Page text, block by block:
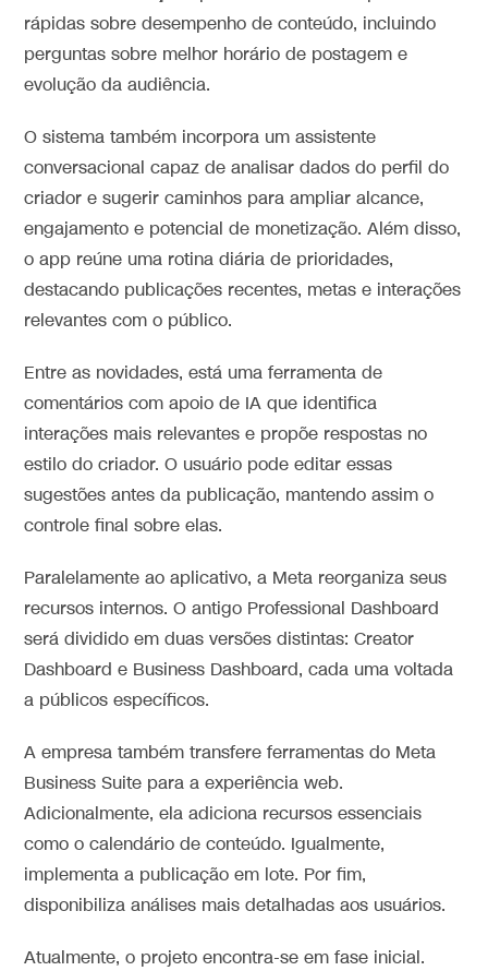
rápidas sobre desempenho de conteúdo, incluindo
perguntas sobre melhor horário de postagem e
evolução da audiência.
O sistema também incorpora um assistente
conversacional capaz de analisar dados do perfil do
criador e sugerir caminhos para ampliar alcance,
engajamento e potencial de monetização. Além disso,
o app reúne uma rotina diária de prioridades,
destacando publicações recentes, metas e interações
relevantes com o público.
Entre as novidades, está uma ferramenta de
comentários com apoio de IA que identifica
interações mais relevantes e propõe respostas no
estilo do criador. O usuário pode editar essas
sugestões antes da publicação, mantendo assim o
controle final sobre elas.
Paralelamente ao aplicativo, a Meta reorganiza seus
recursos internos. O antigo Professional Dashboard
será dividido em duas versões distintas: Creator
Dashboard e Business Dashboard, cada uma voltada
a públicos específicos.
A empresa também transfere ferramentas do Meta
Business Suite para a experiência web.
Adicionalmente, ela adiciona recursos essenciais
como o calendário de conteúdo. Igualmente,
implementa a publicação em lote. Por fim,
disponibiliza análises mais detalhadas aos usuários.
Atualmente, o projeto encontra-se em fase inicial.